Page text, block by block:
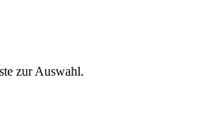
zur Auswahl.